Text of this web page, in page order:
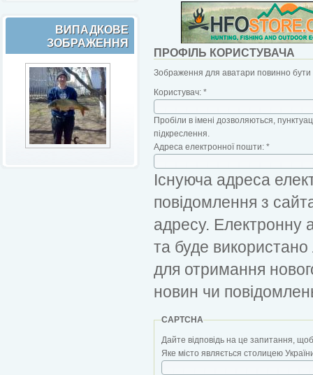
ВИПАДКОВЕ
ЗОБРАЖЕННЯ
ПРОФІЛЬ КОРИСТУВАЧА
Зображення для аватари повинно бути
Користувач: *
Пробіли в імені дозволяються,
підкреслення.
Адреса електронної пошти: *
Існуюча адреса
повідомлення з
адресу. Електронну
та буде
для отримання
новин чи
CAPTCHA
Дайте відповідь на це запитання,
Яке місто являється столицею